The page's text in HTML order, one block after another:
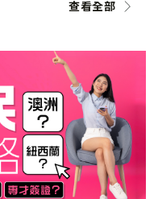
查看全部